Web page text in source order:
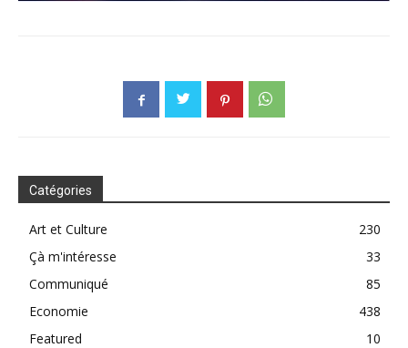
Catégories
Art et Culture
230
Çà m'intéresse
33
Communiqué
85
Economie
438
Featured
10